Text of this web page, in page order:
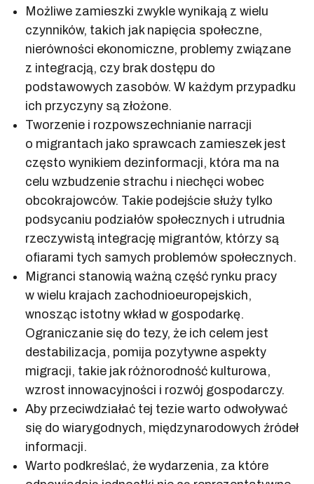
Możliwe zamieszki zwykle wynikają z wielu
czynników, takich jak napięcia społeczne,
nierówności ekonomiczne, problemy związane
z integracją, czy brak dostępu do
podstawowych zasobów. W każdym przypadku
ich przyczyny są złożone.
Tworzenie i rozpowszechnianie narracji
o migrantach jako sprawcach zamieszek jest
często wynikiem dezinformacji, która ma na
celu wzbudzenie strachu i niechęci wobec
obcokrajowców. Takie podejście służy tylko
podsycaniu podziałów społecznych i utrudnia
rzeczywistą integrację migrantów, którzy są
ofiarami tych samych problemów społecznych.
Migranci stanowią ważną część rynku pracy
w wielu krajach zachodnioeuropejskich,
wnosząc istotny wkład w gospodarkę.
Ograniczanie się do tezy, że ich celem jest
destabilizacja, pomija pozytywne aspekty
migracji, takie jak różnorodność kulturowa,
wzrost innowacyjności i rozwój gospodarczy.
Aby przeciwdziałać tej tezie warto odwoływać
się do wiarygodnych, międzynarodowych źródeł
informacji.
Warto podkreślać, że wydarzenia, za które